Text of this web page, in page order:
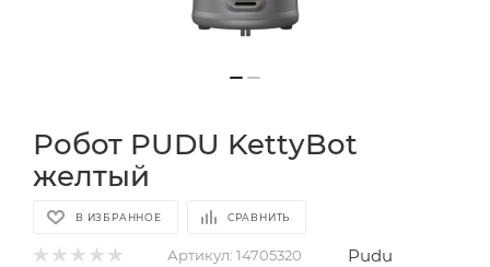
Робот PUDU KettyBot
желтый
В ИЗБРАННОЕ СРАВНИТЬ
Артикул: 14705320 Pudu